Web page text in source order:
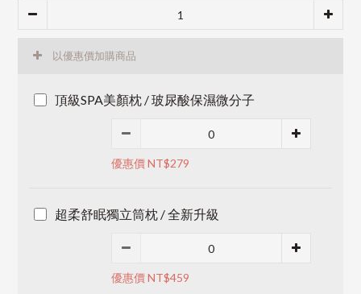
以優惠價加購商品
頂級SPA美顏枕 / 玻尿酸保濕微分子
優惠價 NT$279
超柔舒眠獨立筒枕 / 全新升級
優惠價 NT$459